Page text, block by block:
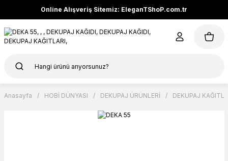
Online Alışveriş Sitemiz: EleganTShoP.com.tr
Anasayfa HOBİ DÜNYASI DEKUPAJ ÜRÜNLERİ DEKUPAJ